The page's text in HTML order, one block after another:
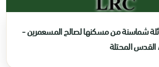
شماسنة من مسكنها لصالح المسعمرين -
المحتلة